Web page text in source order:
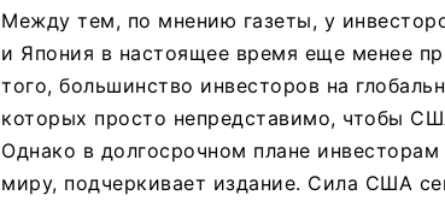
Между тем, по мнению газеты, у
и Япония в настоящее время еще менее
того, большинство инвесторов на
которых просто непредставимо, чтобы
Однако в долгосрочном плане
миру, подчеркивает издание. Сила США